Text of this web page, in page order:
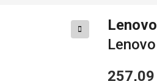
Lenovo